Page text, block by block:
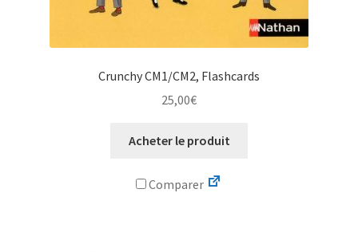
Crunchy CM1/CM2, Flashcards
25,00€
Acheter le produit
Comparer